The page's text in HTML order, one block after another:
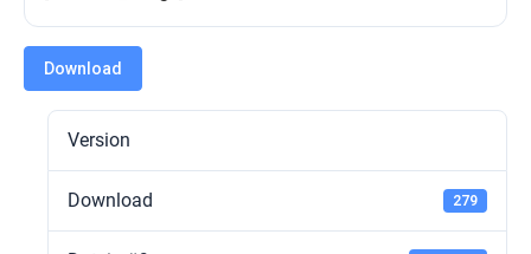
Download
Version
Download 279